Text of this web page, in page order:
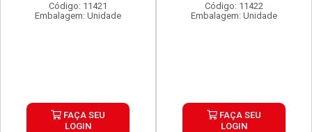
Código: 11421
Embalagem: Unidade
FAÇA SEU
LOGIN
Código: 11422
Embalagem: Unidade
FAÇA SEU
LOGIN